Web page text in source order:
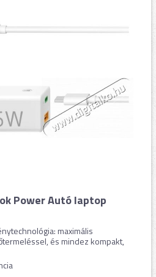
Power Autó laptop
maximális
és mindez kompakt,